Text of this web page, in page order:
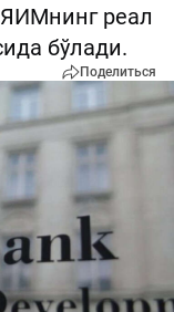
реал
бўлади.
Поделиться